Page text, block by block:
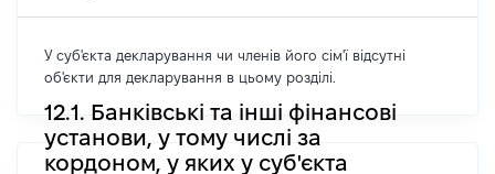
У суб'єкта декларування чи членів його сім'ї відсутні
об'єкти для декларування в цьому розділі.
12.1. Банківські та інші фінансові
установи, у тому числі за
кордоном, у яких у суб'єкта